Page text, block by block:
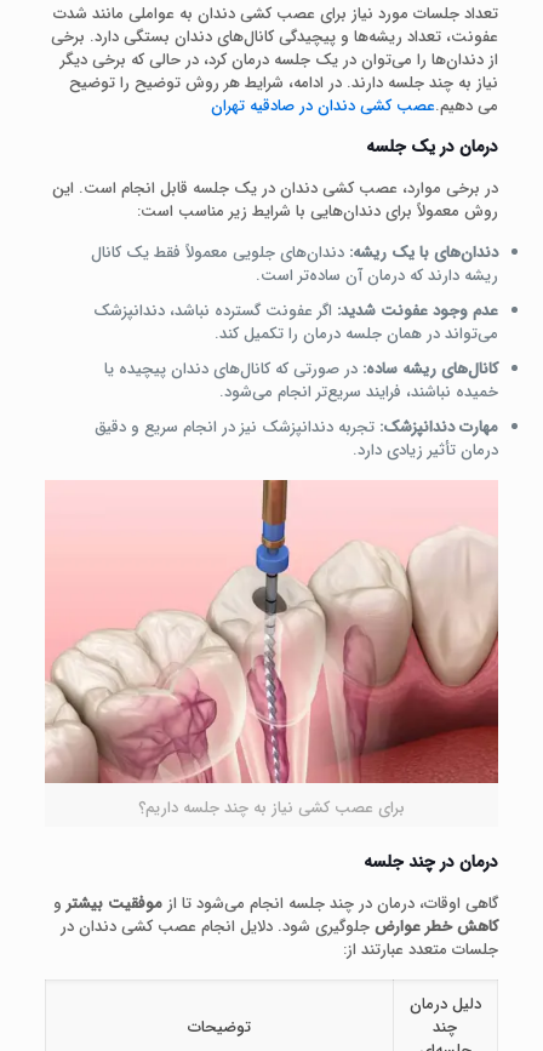
تعداد جلسات مورد نیاز برای عصب کشی دندان به عواملی مانند شدت
عفونت، تعداد ریشه‌ها و پیچیدگی کانال‌های دندان بستگی دارد. برخی
از دندان‌ها را می‌توان در یک جلسه درمان کرد، در حالی که برخی دیگر
نیاز به چند جلسه دارند. در ادامه، شرایط هر روش توضیح را توضیح
می دهیم.عصب کشی دندان در صادقیه تهران
درمان در یک جلسه
در برخی موارد، عصب کشی دندان در یک جلسه قابل انجام است. این
روش معمولاً برای دندان‌هایی با شرایط زیر مناسب است:
دندان‌های با یک ریشه: دندان‌های جلویی معمولاً فقط یک کانال
ریشه دارند که درمان آن ساده‌تر است.
عدم وجود عفونت شدید: اگر عفونت گسترده نباشد، دندانپزشک
می‌تواند در همان جلسه درمان را تکمیل کند.
کانال‌های ریشه ساده: در صورتی که کانال‌های دندان پیچیده یا
خمیده نباشند، فرایند سریع‌تر انجام می‌شود.
مهارت دندانپزشک: تجربه دندانپزشک نیز در انجام سریع و دقیق
درمان تأثیر زیادی دارد.
برای عصب کشی نیاز به چند جلسه داریم؟
درمان در چند جلسه
گاهی اوقات، درمان در چند جلسه انجام می‌شود تا از موفقیت بیشترو
کاهش خطر عوارضجلوگیری شود. دلایل انجام عصب کشی دندان در
جلسات متعدد عبارتند از:
دلیل درمان
چند
توضیحات